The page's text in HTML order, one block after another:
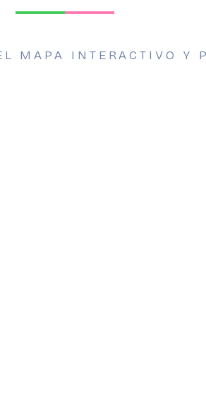
MAPA INTERACTIVO Y